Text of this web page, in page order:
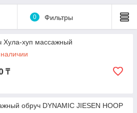
0 Фильтры
Хула-хуп массажный
₸
обруч DYNAMIC JIESEN HOOP